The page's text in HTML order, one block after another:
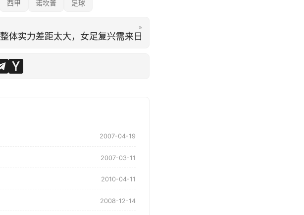
西甲 诺坎普 足球
»
整体实力差距太大，女足复兴需来日
2007-04-19
2007-03-11
2010-04-11
2008-12-14